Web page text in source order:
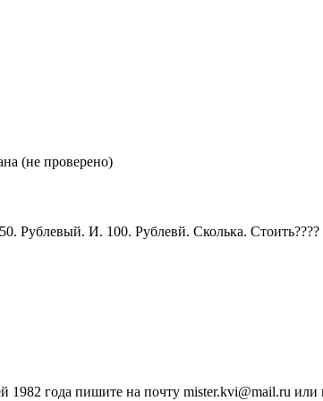
(не проверено)
Рублевый. И. 100. Рублевй. Сколька. Стоить????
года пишите на почту mister.kvi@mail.ru или